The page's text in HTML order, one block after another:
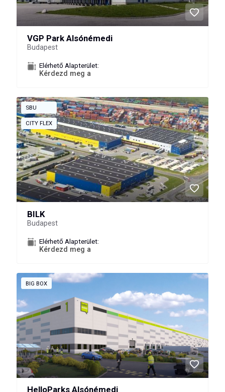
VGP Park Alsónémedi
Budapest
Elérhető Alapterület:
Kérdezd meg a
SBU
CITY FLEX
BILK
Budapest
Elérhető Alapterület:
Kérdezd meg a
BIG BOX
HelloParks Alsónémedi